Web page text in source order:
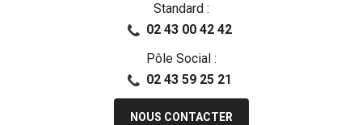
Standard :
02 43 00 42 42
Pôle Social :
02 43 59 25 21
NOUS CONTACTER